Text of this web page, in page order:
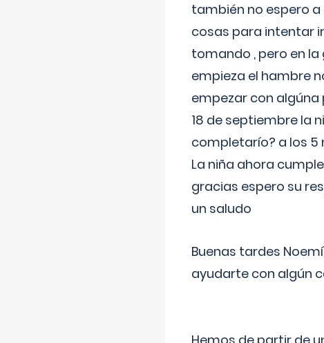
también no espero
cosas para intentar
tomando , pero en la
empieza el hambre
empezar con
18 de septiembre la
completarío? a los 5
La niña ahora
gracias espero su
un saludo
Buenas tardes
ayudarte con algún